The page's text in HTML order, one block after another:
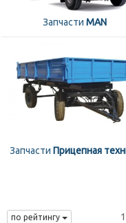
Запчасти MAN
Запчасти Прицепная
по рейтингу